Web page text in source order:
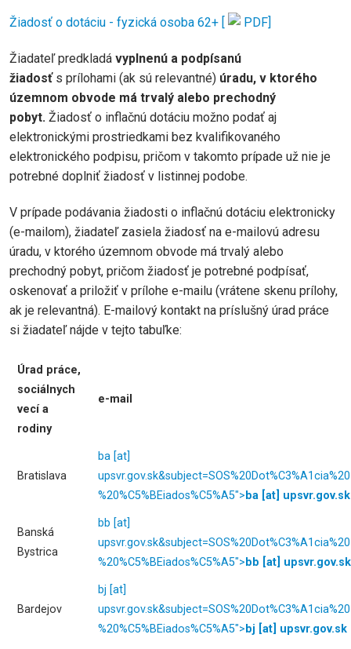
Žiadosť o dotáciu - fyzická osoba 62+ [ PDF]
Žiadateľ predkladá vyplnenú a podpísanú
žiadosť s prílohami (ak sú relevantné) úradu, v ktorého
územnom obvode má trvalý alebo prechodný
pobyt. Žiadosť o inflačnú dotáciu možno podať aj
elektronickými prostriedkami bez kvalifikovaného
elektronického podpisu, pričom v takomto prípade už nie je
potrebné doplniť žiadosť v listinnej podobe.
V prípade podávania žiadosti o inflačnú dotáciu elektronicky
(e-mailom), žiadateľ zasiela žiadosť na e-mailovú adresu
úradu, v ktorého územnom obvode má trvalý alebo
prechodný pobyt, pričom žiadosť je potrebné podpísať,
oskenovať a priložiť v prílohe e-mailu (vrátene skenu prílohy,
ak je relevantná). E-mailový kontakt na príslušný úrad práce
si žiadateľ nájde v tejto tabuľke:
Úrad práce,
sociálnych
vecí a
rodiny
e-mail
Bratislava
ba [at]
upsvr.gov.sk
%20%C5%BEiados%C5%A5">ba [at] upsvr.gov.sk
Banská
Bystrica
bb [at]
upsvr.gov.sk
%20%C5%BEiados%C5%A5">bb [at] upsvr.gov.sk
Bardejov
bj [at]
upsvr.gov.sk
%20%C5%BEiados%C5%A5">bj [at] upsvr.gov.sk